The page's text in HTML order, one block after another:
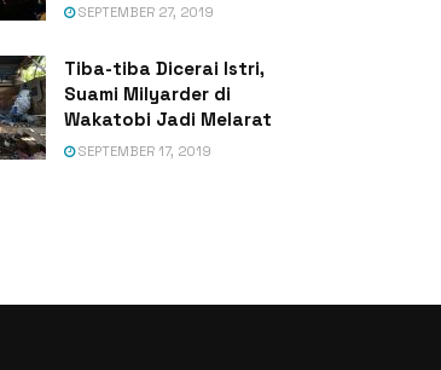
SEPTEMBER 27, 2019
Tiba-tiba Dicerai Istri,
Suami Milyarder di
Wakatobi Jadi Melarat
SEPTEMBER 17, 2019